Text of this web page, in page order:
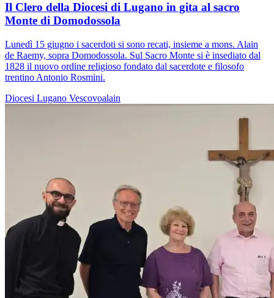
Il Clero della Diocesi di Lugano in gita al sacro
Monte di Domodossola
Lunedì 15 giugno i sacerdoti si sono recati, insieme a mons. Alain
de Raemy, sopra Domodossola. Sul Sacro Monte si è insediato dal
1828 il nuovo ordine religioso fondato dal sacerdote e filosofo
trentino Antonio Rosmini.
Diocesi Lugano Vescovoalain